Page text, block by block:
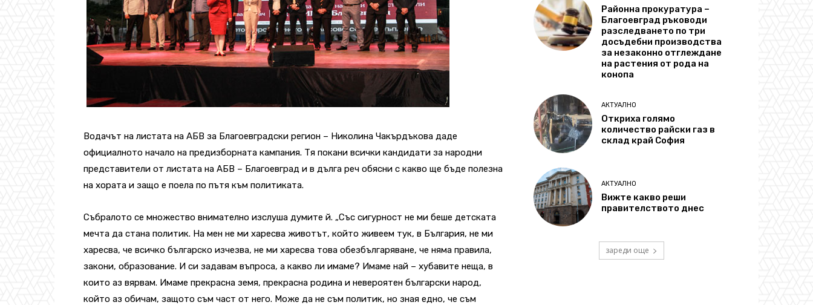
Водачът на листата на АБВ за Благоевградски регион – Николина Чакърдъкова даде
официалното начало на предизборната кампания. Тя покани всички кандидати за народни
представители от листата на АБВ – Благоевград и в дълга реч обясни с какво ще бъде полезна
на хората и защо е поела по пътя към политиката.
Събралото се множество внимателно изслуша думите й. „Със сигурност не ми беше детската
мечта да стана политик. На мен не ми харесва животът, който живеем тук, в България, не ми
харесва, че всичко българско изчезва, не ми харесва това обезбългаряване, че няма правила,
закони, образование. И си задавам въпроса, а какво ли имаме? Имаме най – хубавите неща, в
които аз вярвам. Имаме прекрасна земя, прекрасна родина и невероятен български народ,
който аз обичам, защото съм част от него. Може да не съм политик, но зная едно, че съм
Районна прокуратура –
Благоевград ръководи
разследването по три
досъдебни производства
за незаконно отглеждане
на растения от рода на
конопа
АКТУАЛНО
Откриха голямо
количество райски газ в
склад край София
АКТУАЛНО
Вижте какво реши
правителството днес
зареди още